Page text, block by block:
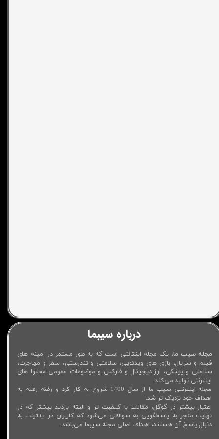
درباره سیبما
مجله سیب ما، یک مجله اینترنتی است که به طور مستمر در زمینه های
فیلم و سریال، بازی های ویدئویی، سلامتی و تندرستی، سفر و مهاجرت،
سلامتی و پزشکی، ارز دیجیتال و فارکس و موضوعات عمومی محتوا های
اینترنتی تولید می‌کند.
مجله اینترنتی سیب ما از سال 1400 شروع به کار کرد و رفته رفته به
اهداف خود نزدیک تر شد.
اعتبار بیشتر در گوگل، مقالات با کیفیت تر و البته بازدید بیشتر که در
نهایت منجر به پاسخگویی به سوالاتی می‌شود که کاربران در اینترنت به
دنبال پاسخ آن هستند، اهداف اصلی مجله سیبما می‌باشد.